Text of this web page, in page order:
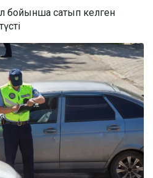
бойынша сатып келген